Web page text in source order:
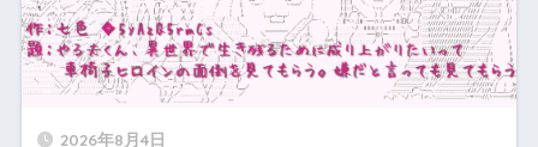
2026年8月4日